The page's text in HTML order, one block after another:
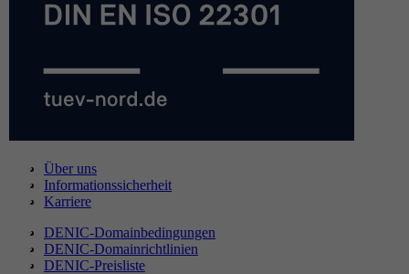
Über uns
Informationssicherheit
Karriere
DENIC-Domainbedingungen
DENIC-Domainrichtlinien
DENIC-Preisliste